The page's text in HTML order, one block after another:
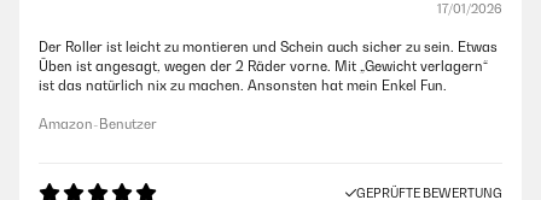
17/01/2026
Der Roller ist leicht zu montieren und Schein auch sicher zu sein. Etwas
Üben ist angesagt, wegen der 2 Räder vorne. Mit „Gewicht verlagern“
ist das natürlich nix zu machen. Ansonsten hat mein Enkel Fun.
Amazon-Benutzer
GEPRÜFTE BEWERTUNG